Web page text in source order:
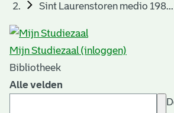
Sint Laurenstoren medio 198...
Mijn Studiezaal (inloggen)
Bibliotheek
Alle velden